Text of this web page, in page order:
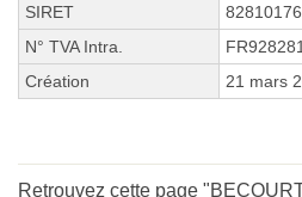
SIRET
N° TVA Intra.
Création
21 mars
Retrouvez cette page